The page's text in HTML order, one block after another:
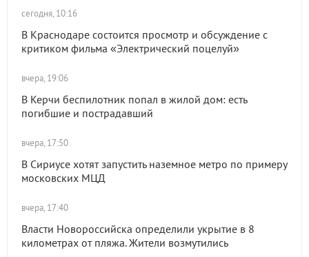
сегодня, 10:16
В Краснодаре состоится просмотр и обсуждение с
критиком фильма «Электрический поцелуй»
вчера, 19:06
В Керчи беспилотник попал в жилой дом: есть
погибшие и пострадавший
вчера, 17:50
В Сириусе хотят запустить наземное метро по примеру
московских МЦД
вчера, 17:40
Власти Новороссийска определили укрытие в 8
километрах от пляжа. Жители возмутились